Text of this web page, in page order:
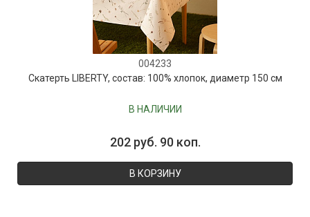
004233
Скатерть LIBERTY, состав: 100% хлопок, диаметр 150 см
В НАЛИЧИИ
202 руб. 90 коп.
В КОРЗИНУ